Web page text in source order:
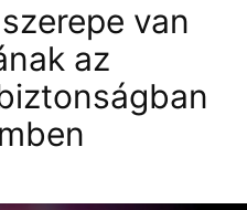
van
az